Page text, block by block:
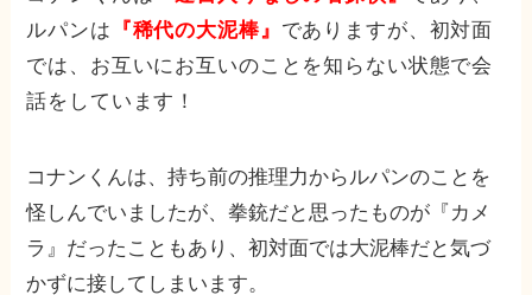
ルパンは 『稀代の大泥棒』 でありますが、初対面
では、お互いにお互いのことを知らない状態で会
話をしています！
コナンくんは、持ち前の推理力からルパンのことを
怪しんでいましたが、拳銃だと思ったものが『カメ
ラ』だったこともあり、初対面では大泥棒だと気づ
かずに接してしまいます。